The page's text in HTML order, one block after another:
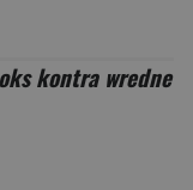
kontra wredne